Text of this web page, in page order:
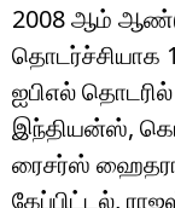
2008 ஆம்
தொடர்ச்சியாக
ஐபிஎல் தொடரில்
இந்தியன்ஸ்,
ரைசர்ஸ்
கேப்பிட்டல்,